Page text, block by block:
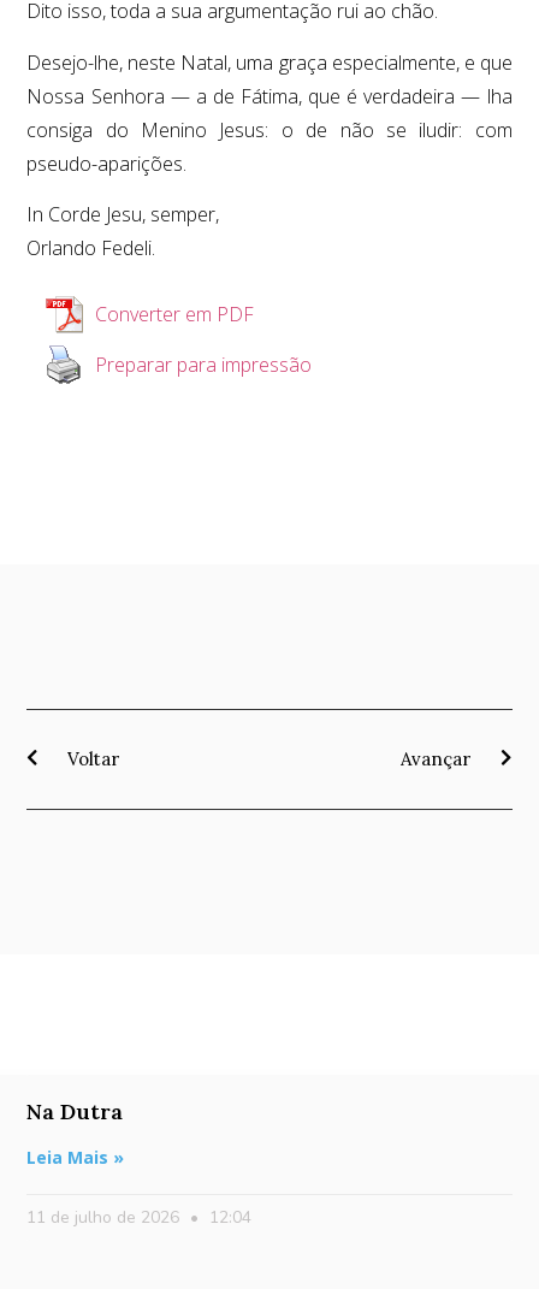
Dito isso, toda a sua argumentação rui ao chão.
Desejo-lhe, neste Natal, uma graça especialmente, e que
Nossa Senhora — a de Fátima, que é verdadeira — lha
consiga do Menino Jesus: o de não se iludir: com
pseudo-aparições.
In Corde Jesu, semper,
Orlando Fedeli.
Converter em PDF
Preparar para impressão
Voltar Avançar
Na Dutra
Leia Mais »
11 de julho de 2026 12:04